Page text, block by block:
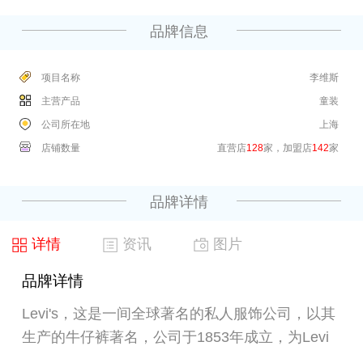
品牌信息
项目名称 李维斯
主营产品 童装
公司所在地 上海
店铺数量 直营店128家，加盟店142家
品牌详情
详情 资讯 图片
品牌详情
Levi's，这是一间全球著名的私人服饰公司，以其
生产的牛仔裤著名，公司于1853年成立，为Levi